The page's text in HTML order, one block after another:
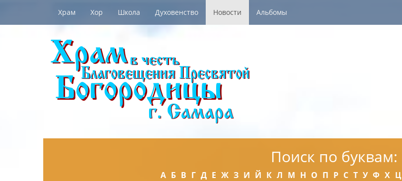
Храм Хор Школа Духовенство Новости Альбомы
Поиск по буквам:
А Б В Г Д Е Ж З И Й К Л М Н О П Р С Т У Ф Х Ц